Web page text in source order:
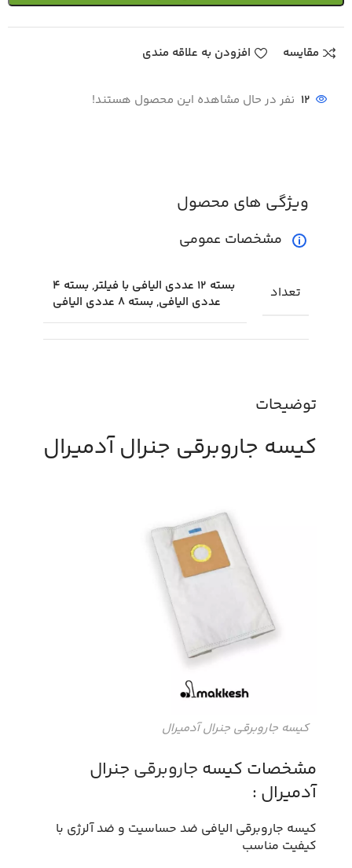
مقایسه افزودن به علاقه مندی
12 نفر در حال مشاهده این محصول هستند!
توضیحات
کیسه جاروبرقی جنرال آدمیرال
کیسه جاروبرقی جنرال آدمیرال
مشخصات کیسه جاروبرقی جنرال
آدمیرال :
کیسه جاروبرقی الیافی ضد حساسیت و ضد آلرژی با
کیفیت مناسب
ویژگی های محصول
مشخصات عمومی
تعداد
بسته 12 عددی الیافی با فیلتر, بسته 4
عددی الیافی, بسته 8 عددی الیافی